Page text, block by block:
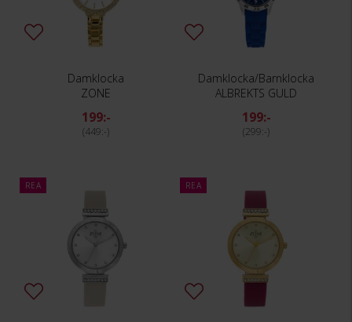
Damklocka
ZONE
199:-
449:-
Damklocka/Barnklocka
ALBREKTS GULD
199:-
299:-
REA REA